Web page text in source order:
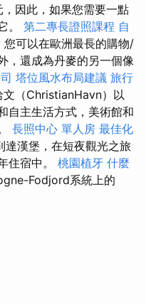
，因此，如果您需要一點
。 第二專長證照課程 自
您可以在歐洲最長的購物/
，還成為丹麥的另一個像
塔位風水布局建議 旅行
文（ChristianHavn）以
自主生活方式，美術館和
長照中心 單人房 最佳化
達漢堡，在短夜觀光之旅
住宿中。 桃園植牙 什麼
Fodjord系統上的